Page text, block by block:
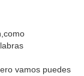
vamos puedes